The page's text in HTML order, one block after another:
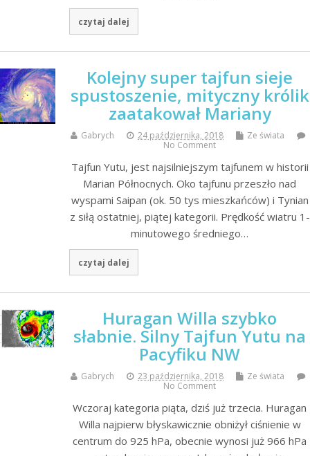
czytaj dalej
Kolejny super tajfun sieje
spustoszenie, mityczny królik
zaatakował Mariany
Gabrych 24 października, 2018
Ze świata
No Comment
Tajfun Yutu, jest najsilniejszym tajfunem w historii
Marian Północnych. Oko tajfunu przeszło nad
wyspami Saipan (ok. 50 tys mieszkańców) i Tynian
z siłą ostatniej, piątej kategorii. Prędkość wiatru 1-
minutowego średniego…
czytaj dalej
Huragan Willa szybko
słabnie. Silny Tajfun Yutu na
Pacyfiku NW
Gabrych 23 października, 2018
Ze świata
No Comment
Wczoraj kategoria piąta, dziś już trzecia. Huragan
Willa najpierw błyskawicznie obniżył ciśnienie w
centrum do 925 hPa, obecnie wynosi już 966 hPa